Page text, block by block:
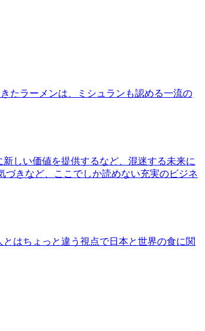
たラーメンは、ミシュランも認める一流の
しい価値を提供するなど、混迷する未来に
きなど、ここでしか読めない充実のビジネ
はちょっと違う視点で日本と世界の食に関